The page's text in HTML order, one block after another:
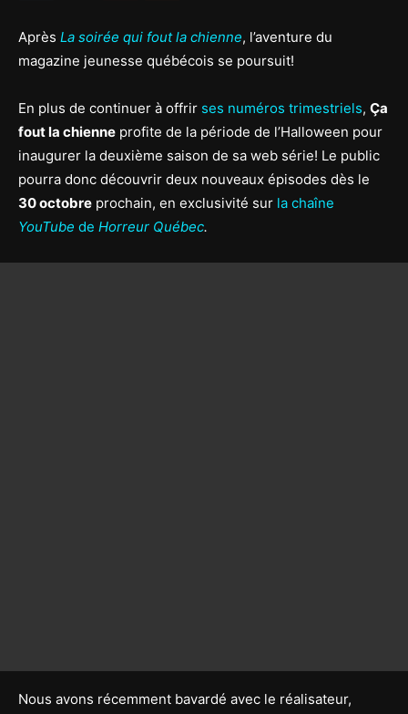
Après La soirée qui fout la chienne, l’aventure du
magazine jeunesse québécois se poursuit!
En plus de continuer à offrir ses numéros trimestriels, Ça
fout la chienne profite de la période de l’Halloween pour
inaugurer la deuxième saison de sa web série! Le public
pourra donc découvrir deux nouveaux épisodes dès le
30 octobre prochain, en exclusivité sur la chaîne
YouTube de Horreur Québec.
Nous avons récemment bavardé avec le réalisateur,